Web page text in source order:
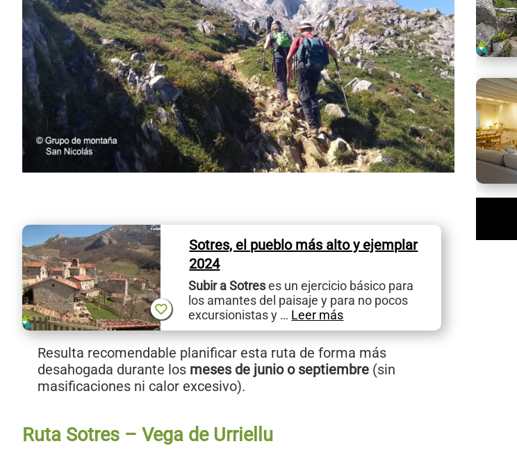
Sotres, el pueblo más alto y ejemplar
2024
Subir a Sotreses un ejercicio básico para
los amantes del paisaje y para no pocos
excursionistas y … Leer más
Resulta recomendable planificar esta ruta de forma más
desahogada durante los meses de junio o septiembre (sin
masificaciones ni calor excesivo).
Ruta Sotres – Vega de Urriellu